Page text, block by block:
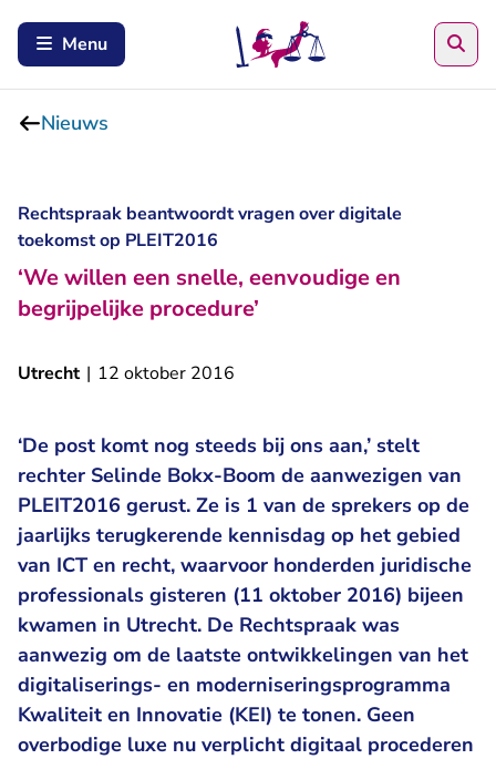
Menu
Nieuws
Rechtspraak beantwoordt vragen over digitale
toekomst op PLEIT2016
‘We willen een snelle, eenvoudige en
begrijpelijke procedure’
Utrecht | 12 oktober 2016
‘De post komt nog steeds bij ons aan,’ stelt
rechter Selinde Bokx-Boom de aanwezigen van
PLEIT2016 gerust. Ze is 1 van de sprekers op de
jaarlijks terugkerende kennisdag op het gebied
van ICT en recht, waarvoor honderden juridische
professionals gisteren (11 oktober 2016) bijeen
kwamen in Utrecht. De Rechtspraak was
aanwezig om de laatste ontwikkelingen van het
digitaliserings- en moderniseringsprogramma
Kwaliteit en Innovatie (KEI) te tonen. Geen
overbodige luxe nu verplicht digitaal procederen